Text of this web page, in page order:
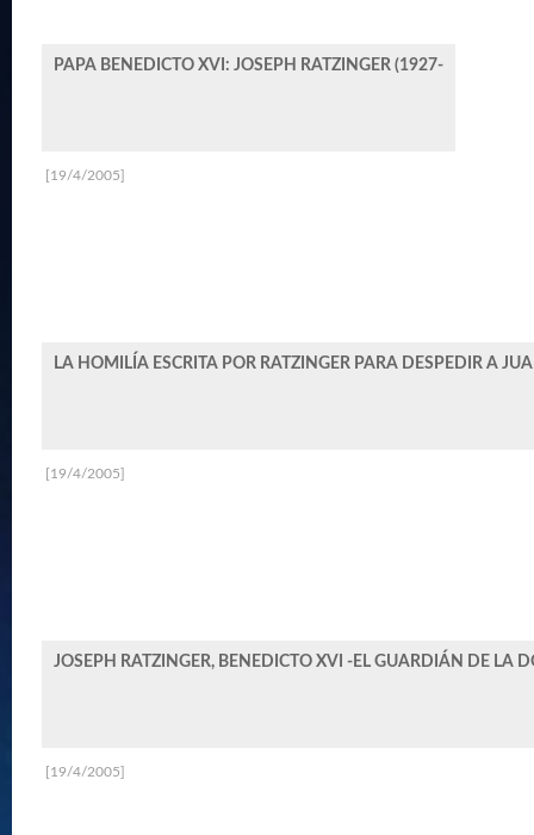
PAPA BENEDICTO XVI: JOSEPH RATZINGER (1927-
LA HOMILÍA ESCRITA POR RATZINGER PARA DESPEDIR A
[19/4/2005]
JOSEPH RATZINGER, BENEDICTO XVI -EL GUARDIÁN DE LA
[19/4/2005]
[19/4/2005]